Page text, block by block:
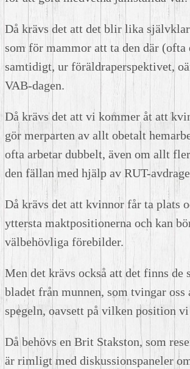
Då krävs det att det blir lika
som för mammor att ta den där (ofta
samtidigt, ur föräldraperspektivet,
VAB-dagen.
Då krävs det att vi kommer åt att
gör merparten av allt obetalt
ofta arbetar dubbelt, även om allt
den fällan med hjälp av RUT-
Då krävs det att kvinnor får ta plats
yttersta maktpositionerna och kan
välbehövliga förebilder.
Men det krävs också att det finns de
bladet från munnen, som tvingar oss
spegeln, oavsett på vilken position
Då behövs en Brit Stakston, som
är rimligt med diskussionspaneler